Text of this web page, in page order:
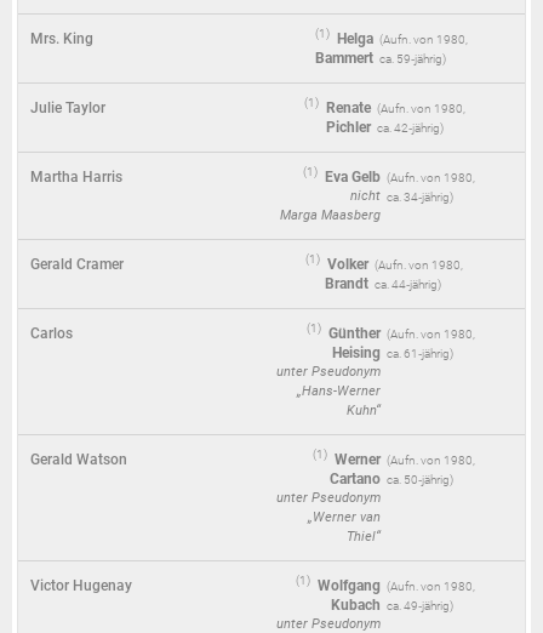
Mrs. King (1) Helga
Bammert
( 1980
ca. 59‑jährig)
Julie Taylor (1) Renate
Pichler
( 1980
ca. 42‑jährig)
Martha Harris (1) Eva Gelb
nicht
Marga Maasberg
( 1980
ca. 34‑jährig)
Gerald Cramer (1) Volker
Brandt
( 1980
ca. 44‑jährig)
Carlos (1) Günther
Heising
unter Pseudonym
„Hans-Werner
Kuhn“
( 1980
ca. 61‑jährig)
Gerald Watson (1) Werner
Cartano
unter Pseudonym
„Werner van
Thiel“
( 1980
ca. 50‑jährig)
Victor Hugenay (1) Wolfgang
Kubach
unter Pseudonym
( 1980
ca. 49‑jährig)